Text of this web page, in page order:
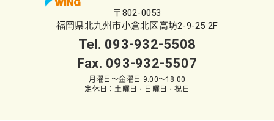
〒802-0053
福岡県北九州市小倉北区高坊2-9-25 2F
Tel. 093-932-5508
Fax. 093-932-5507
月曜日～金曜日 9:00～18:00
定休日：土曜日・日曜日・祝日